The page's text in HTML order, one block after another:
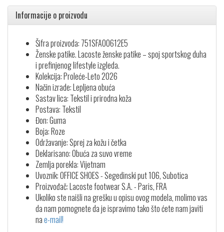
Informacije o proizvodu
Šifra proizvoda: 751SFA00612E5
Ženske patike. Lacoste ženske patike – spoj sportskog duha
i prefinjenog lifestyle izgleda.
Kolekcija: Proleće-Leto 2026
Način izrade: Lepljena obuća
Sastav lica: Tekstil i prirodna koža
Postava: Tekstil
Đon: Guma
Boja: Roze
Održavanje: Sprej za kožu i četka
Deklarisano: Obuća za suvo vreme
Zemlja porekla: Vijetnam
Uvoznik: OFFICE SHOES - Segedinski put 106, Subotica
Proizvođač: Lacoste footwear S.A. - Paris, FRA
Ukoliko ste naišli na grešku u opisu ovog modela, molimo vas
da nam pomognete da je ispravimo tako što ćete nam javiti
nae-mail!